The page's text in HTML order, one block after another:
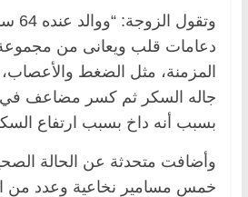
دعامات قلب ويعانى من
المزمنة، مثل الضغط
جاله السكر ثم كسر مضاعف في
بسبب أنه داخ بسبب ارتفاع
وأضافت متحدثة عن الحالة
خمس مسامير نخاعية وعدد من